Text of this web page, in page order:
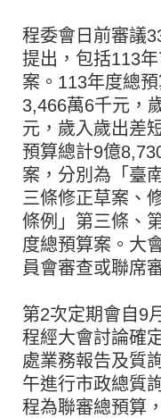
程委會日前審議
提出，包括113
案。113年度總
3,466萬6千元，
元，歲入歲出差
預算總計9億
案，分別為「臺
三條修正草案、
條例」第三條、
度總預算案。大
員會審查或聯席
第2次定期會自9
程經大會討論確
處業務報告及質
午進行市政總質
程為聯審總預算